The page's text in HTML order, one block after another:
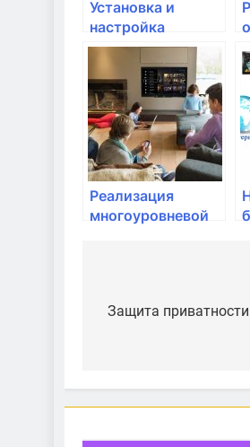
Установка и
настройка
фаервола для
защиты домашней
сети
Реализация
многоуровневой
по
Защита